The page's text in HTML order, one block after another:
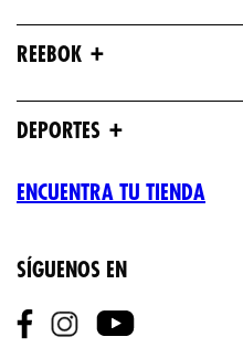
REEBOK +
DEPORTES +
ENCUENTRA TU TIENDA
SÍGUENOS EN